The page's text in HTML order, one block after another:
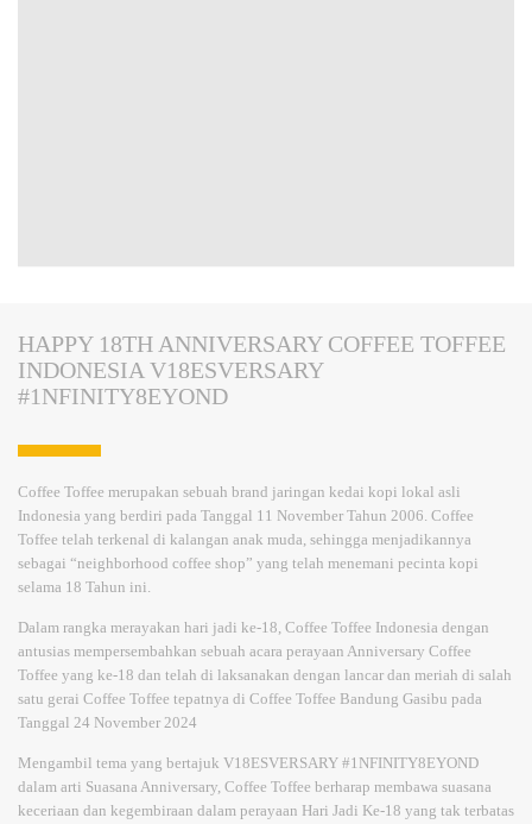
HAPPY 18TH ANNIVERSARY COFFEE TOFFEE
INDONESIA V18ESVERSARY
#1NFINITY8EYOND
Coffee Toffee merupakan sebuah brand jaringan kedai kopi lokal asli
Indonesia yang berdiri pada Tanggal 11 November Tahun 2006. Coffee
Toffee telah terkenal di kalangan anak muda, sehingga menjadikannya
sebagai “neighborhood coffee shop” yang telah menemani pecinta kopi
selama 18 Tahun ini.
Dalam rangka merayakan hari jadi ke-18, Coffee Toffee Indonesia dengan
antusias mempersembahkan sebuah acara perayaan Anniversary Coffee
Toffee yang ke-18 dan telah di laksanakan dengan lancar dan meriah di salah
satu gerai Coffee Toffee tepatnya di Coffee Toffee Bandung Gasibu pada
Tanggal 24 November 2024
Mengambil tema yang bertajuk V18ESVERSARY #1NFINITY8EYOND
dalam arti Suasana Anniversary, Coffee Toffee berharap membawa suasana
keceriaan dan kegembiraan dalam perayaan Hari Jadi Ke-18 yang tak terbatas